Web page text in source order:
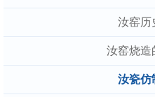
汝窑历
汝窑烧造
汝瓷仿